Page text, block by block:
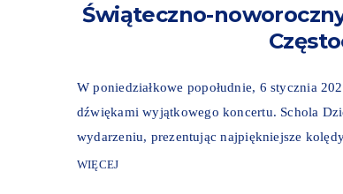
Świąteczno-
W poniedziałkowe popołudnie, 6 stycznia
dźwiękami wyjątkowego koncertu. Schola
wydarzeniu, prezentując najpiękniejsze
WIĘCEJ